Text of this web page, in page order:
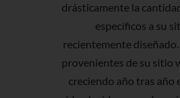
drásticamente la
específicos a su
recientemente
provenientes de su sitio
creciendo año tras año